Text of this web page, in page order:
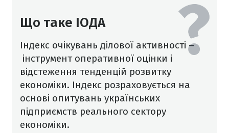
Що таке ІОДА
Індекс очікувань ділової активності –
інструмент оперативної оцінки і
відстеження тенденцій розвитку
економіки. Індекс розраховується на
основі опитувань українських
підприємств реального сектору
економіки.